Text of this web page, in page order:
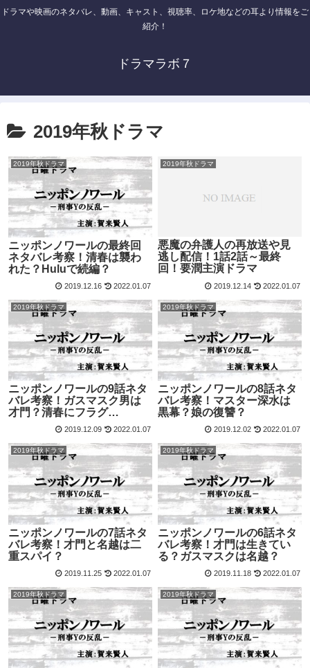
ドラマや映画のネタバレ、動画、キャスト、視聴率、ロケ地などの耳より情報をご
紹介！
ドラマラボ７
2019年秋ドラマ
2019年秋ドラマ
ニッポンノワールの最終回
ネタバレ考察！清春は襲わ
れた？Huluで続編？
2019.12.16 2022.01.07
2019年秋ドラマ
悪魔の弁護人の再放送や見
逃し配信！1話2話～最終
回！要潤主演ドラマ
2019.12.14 2022.01.07
2019年秋ドラマ
ニッポンノワールの9話ネタ
バレ考察！ガスマスク男は
才門？清春にフラグ…
2019.12.09 2022.01.07
2019年秋ドラマ
ニッポンノワールの8話ネタ
バレ考察！マスター深水は
黒幕？娘の復讐？
2019.12.02 2022.01.07
2019年秋ドラマ
ニッポンノワールの7話ネタ
バレ考察！才門と名越は二
重スパイ？
2019.11.25 2022.01.07
2019年秋ドラマ
ニッポンノワールの6話ネタ
バレ考察！才門は生きてい
る？ガスマスクは名越？
2019.11.18 2022.01.07
2019年秋ドラマ 2019年秋ドラマ